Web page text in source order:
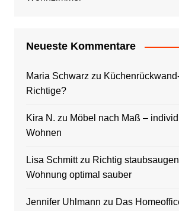
Neueste Kommentare
Maria Schwarz zu
Richtige?
Kira N. zu Möbel nach Maß –
Wohnen
Lisa Schmittzu Richtig
Wohnung optimal sauber
Jennifer Uhlmann zu Das